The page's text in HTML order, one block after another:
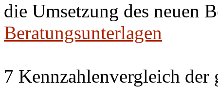
die Umsetzung des neuen
Beratungsunterlagen
7 Kennzahlenvergleich